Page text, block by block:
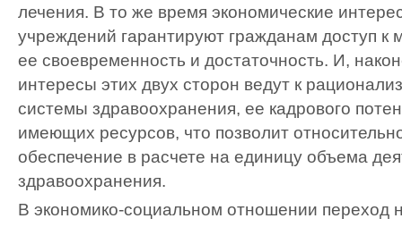
лечения. В то же время экономические
учреждений гарантируют гражданам доступ
ее своевременность и достаточность. И,
интересы этих двух сторон ведут к
системы здравоохранения, ее кадрового
имеющих ресурсов, что позволит
обеспечение в расчете на единицу объема
здравоохранения.
В экономико-социальном отношении переход